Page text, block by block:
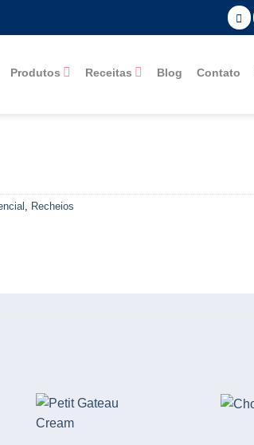
Produtos Receitas Blog Contato
, Recheios